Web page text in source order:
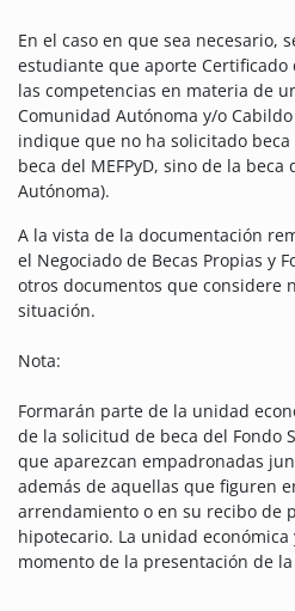
En el caso en que sea necesario,
estudiante que aporte Certificado
las competencias en materia de
Comunidad Autónoma y/o
indique que no ha solicitado beca
beca del MEFPyD, sino de la beca
Autónoma).
A la vista de la documentación
el Negociado de Becas Propias y
otros documentos que considere
situación.
Nota:
Formarán parte de la unidad
de la solicitud de beca del Fondo
que aparezcan empadronadas
además de aquellas que figuren
arrendamiento o en su recibo de
hipotecario. La unidad
momento de la presentación de